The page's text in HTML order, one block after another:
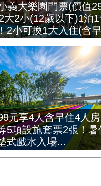
義大樂園門票(價值
大2小(12歲以下)1泊
2小可換1大入住(含
元享4人含早住4人
5項設施套票2張！
式戲水入場...